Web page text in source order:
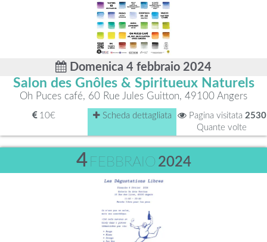
Domenica 4 febbraio 2024
Salon des Gnôles & Spiritueux Naturels
Oh Puces café, 60 Rue Jules Guitton, 49100 Angers
10€ Scheda dettagliata Pagina visitata 2530
Quante volte
4 FEBBRAIO 2024